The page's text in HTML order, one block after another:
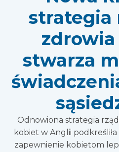
strategia
stwarza
Odnowiona strategia
kobiet w Anglii
zapewnienie kobietom